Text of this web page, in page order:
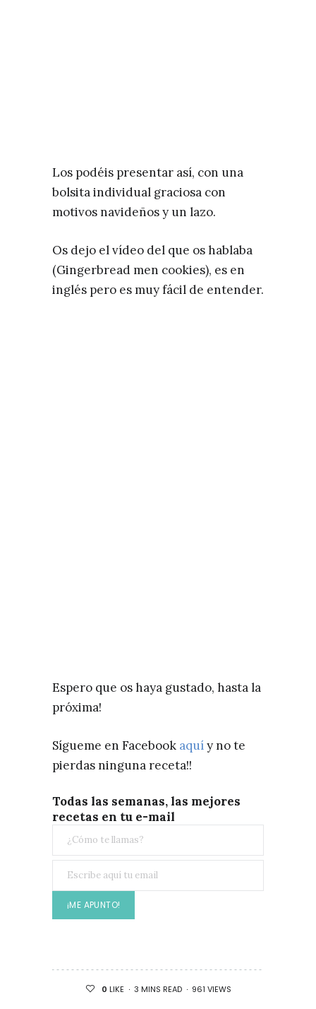
Los podéis presentar así, con una
bolsita individual graciosa con
motivos navideños y un lazo.
Os dejo el vídeo del que os hablaba
(Gingerbread men cookies), es en
inglés pero es muy fácil de entender.
Espero que os haya gustado, hasta la
próxima!
Sígueme en Facebook aquíy no te
pierdas ninguna receta!!
Todas las semanas, las mejores
recetas en tu e-mail
0 LIKE 3 MINS READ 961 VIEWS